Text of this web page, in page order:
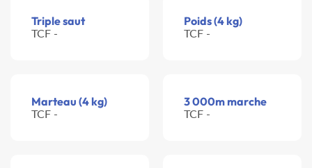
Triple saut
TCF -
Poids (4 kg)
TCF -
Marteau (4 kg)
TCF -
3 000m marche
TCF -